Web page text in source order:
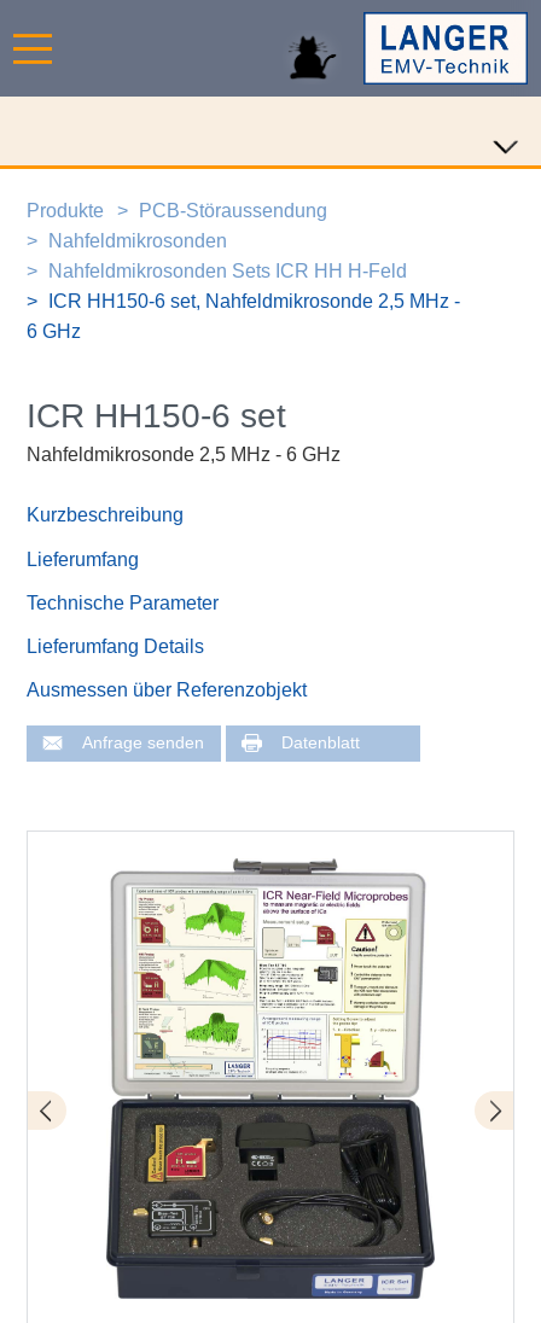
Produkte
PCB-Störaussendung
Nahfeldmikrosonden
Nahfeldmikrosonden Sets ICR HH H-Feld
ICR HH150-6 set, Nahfeldmikrosonde 2,5 MHz -
6 GHz
ICR HH150-6 set
Nahfeldmikrosonde 2,5 MHz - 6 GHz
Kurzbeschreibung
Lieferumfang
Technische Parameter
Lieferumfang Details
Ausmessen über Referenzobjekt
Anfrage senden Datenblatt
Bias-Tee BT 706
Lieferumfang